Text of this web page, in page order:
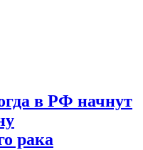
в РФ начнут
рака